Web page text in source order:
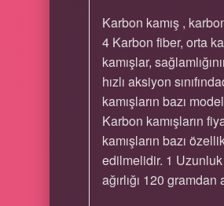
Karbon kamış ,
4 Karbon fiber, orta
kamışlar,
hızlı aksiyon
kamışların bazı
Karbon kamışların
kamışların bazı
edilmelidir. 1 Uzunluk
ağırlığı 120